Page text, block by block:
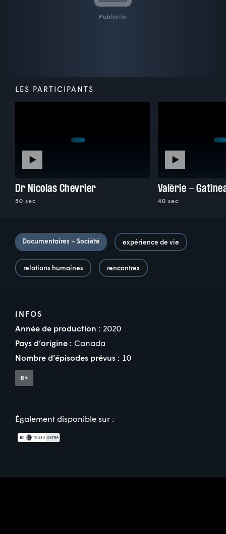
Publicité
LES PARTICIPANTS
Dr Nicolas Chevrier
50 sec
Valérie -
40 sec
Documentaires – Société expérience de vie
relations humaines rencontres
INFOS
Année de production : 2020
Pays d’origine : Canada
Nombre d’épisodes prévus : 10
Également disponible sur :